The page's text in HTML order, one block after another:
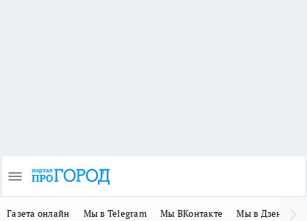
Газета онлайн Мы в Telegram Мы ВКонтакте Мы в Дзене